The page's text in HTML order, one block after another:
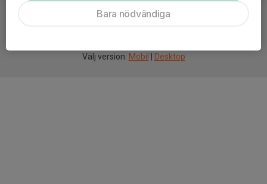
Välj version: Mobil Desktop
Bara nödvändiga